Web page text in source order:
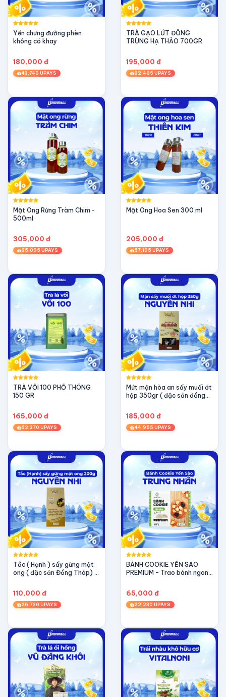
Yến chưng đường phèn
không có khay
180,000 đ
43,740 UPAYS
TRÀ GẠO LỨT ĐÔNG
TRÙNG HẠ THẢO 700GR
195,000 đ
82,485 UPAYS
Mật Ong Rừng Tràm Chim -
500ml
305,000 đ
85,095 UPAYS
Mật Ong Hoa Sen 300 ml
205,000 đ
57,195 UPAYS
TRÀ VỐI 100 PHỔ THÔNG
150 GR
165,000 đ
62,370 UPAYS
Mứt mận hòa an sấy muối ớt
hộp 350gr ( đặc sản đồng
185,000 đ
44,955 UPAYS
Tắc ( Hạnh ) sấy gừng mật
ong ( đặc sản Đồng Tháp) -
110,000 đ
26,730 UPAYS
BÁNH COOKIE YẾN SÀO
PREMIUM – Trao bánh ngon,
65,000 đ
22,230 UPAYS